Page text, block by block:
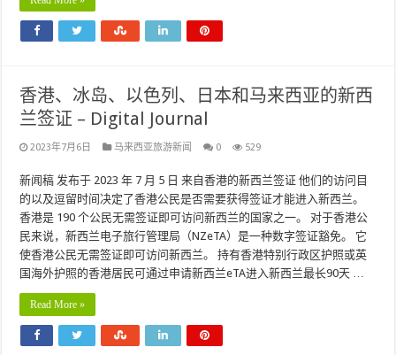
香港、冰岛、以色列、日本和马来西亚的新西
兰签证 – Digital Journal
2023年7月6日 马来西亚旅游新闻 0 529
新闻稿 发布于 2023 年 7 月 5 日 来自香港的新西兰签证 他们的访问目
的以及逗留时间决定了香港公民是否需要获得签证才能进入新西兰。
香港是 190 个公民无需签证即可访问新西兰的国家之一。 对于香港公
民来说，新西兰电子旅行管理局（NZeTA）是一种数字签证豁免。 它
使香港公民无需签证即可访问新西兰。 持有香港特别行政区护照或英
国海外护照的香港居民可通过申请新西兰eTA进入新西兰最长90天 …
Read More »